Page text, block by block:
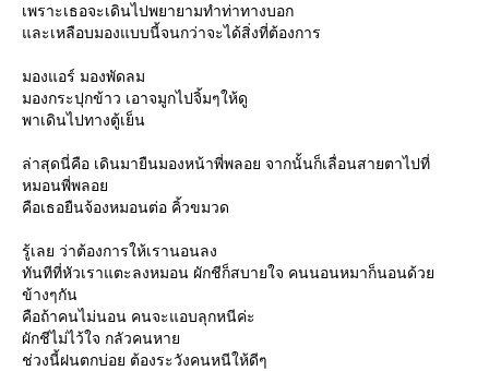
เพราะเธอจะเดินไปพยายามทำท่าทางบอก
ละเหลือบมองแบบนี้จนกว่าจะได้สิ่งที่ต้องการ
มองแอร์ มองพัดลม
มองกระปุกข้าว เอาจมูกไปจิ้มๆให้ดู
พาเดินไปทางตู้เย็น
ล่าสุดนี่คือ เดินมายืนมองหน้าพี่พลอย จากนั้นก็เลื่อนสายตาไปที่
หมอนพี่พลอ
คือเธอยืนจ้องหมอนต่อ คิ้วขมวด
รู้เลย ว่าต้องการให้เรานอนลง
ทันทีที่หัวเราแตะลงหมอน ผักชีก็สบายใจ คนนอนหมาก็นอนด้ว
ข้างๆกัน
คือถ้าคนไม่นอน คนจะแอบลุกหนีค่ะ
ผักชีไม่ไว้ใจ กลัวคนหา
ช่วงนี้ฝนตกบ่อย ต้องระวังคนหนีให้ดีๆ